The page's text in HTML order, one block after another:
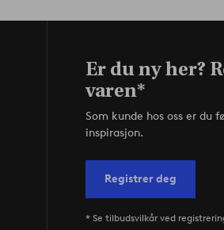
Er du ny her?
varen*
Som kunde hos oss er du
inspirasjon.
Registrer deg
* Se tilbudsvilkår ved